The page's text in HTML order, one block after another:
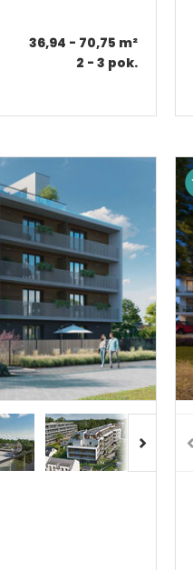
36,94 - 70,75 m²
2 - 3 pok.